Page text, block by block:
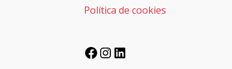
Política de cookies